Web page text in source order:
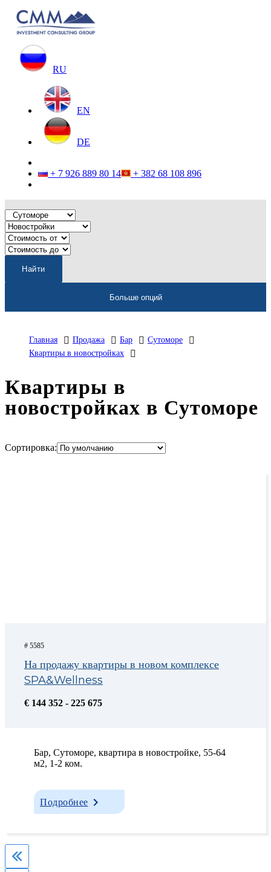
RU
EN
DE
+ 7 926 889 80 14 + 382 68 108 896
Больше опций
Главная Продажа Бар
Сутоморе
Квартиры в новостройках
Квартиры в
новостройках в Сутоморе
Сортировка:
# 5585
На продажу квартиры в новом комплексе
SPA&Wellness
€ 144 352 - 225 675
Бар, Сутоморе, квартира в новостройке, 55-64
м2, 1-2 ком.
Подробнее